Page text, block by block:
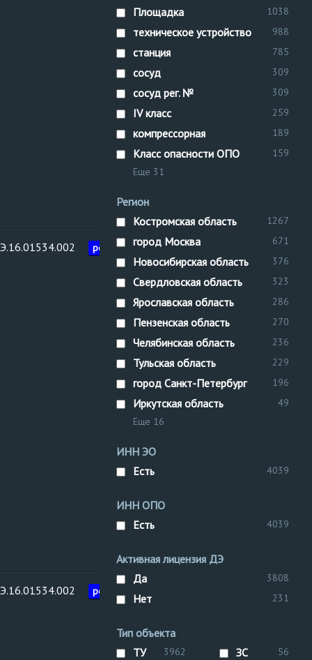
рег. № Воздухосборник
рег. №
Площадка 1038
техническое устройство 988
станция 785
сосуд 309
сосуд рег. № 309
IV класс 259
компрессорная 189
Класс опасности ОПО
159
Еще 31
Регион
Костромская область
1267
город Москва 671
Новосибирская область 376
Свердловская область 323
Ярославская область 286
Пензенская область 270
Челябинская область 236
Тульская область 229
город Санкт-Петербург 196
Иркутская область
49
Еще 16
ИНН ЭО
Есть
4039
ИНН ОПО
Есть
4039
Активная лицензия ДЭ
Да
3808
Нет 231
Тип объекта
ТУ
3962 ЗС 56